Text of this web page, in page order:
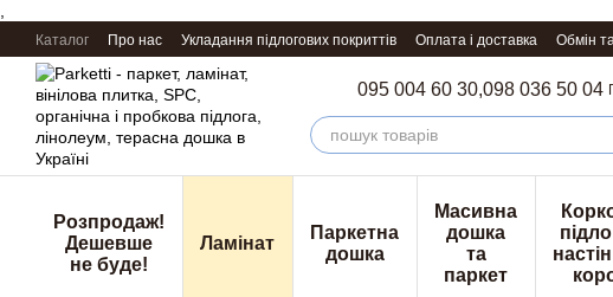
Перейти к основному контенту
Каталог Про нас Укладання підлогових покриттів Оплата і доставка Обмін
095 004 60 30,098 036 50 04
Розпродаж!
Дешевше
не буде!
Ламінат
Паркетна
дошка
Масивна
дошка
та
паркет